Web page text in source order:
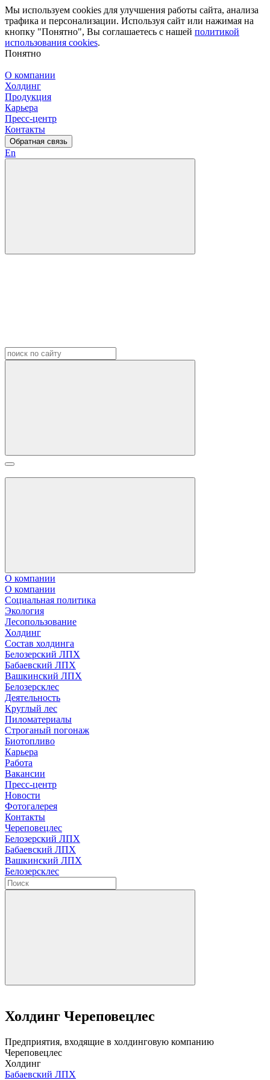
Мы используем cookies для улучшения работы сайта, анализа
трафика и персонализации. Используя сайт или нажимая на
кнопку "Понятно", Вы соглашаетесь с нашей политикой
использования cookies.
Понятно
О компании
Холдинг
Продукция
Карьера
Пресс-центр
Контакты
Обратная связь
En
О компании
О компании
Социальная политика
Экология
Лесопользование
Холдинг
Состав холдинга
Белозерский ЛПХ
Бабаевский ЛПХ
Вашкинский ЛПХ
Белозерсклес
Деятельность
Круглый лес
Пиломатериалы
Строганый погонаж
Биотопливо
Карьера
Работа
Вакансии
Пресс-центр
Новости
Фотогалерея
Контакты
Череповецлес
Белозерский ЛПХ
Бабаевский ЛПХ
Вашкинский ЛПХ
Белозерсклес
Холдинг Череповецлес
Предприятия, входящие в холдинговую компанию
Череповецлес
Холдинг
Бабаевский ЛПХ